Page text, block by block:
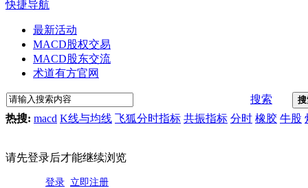
快捷导航
最新活动
MACD股权交易
MACD股东交流
术道有方官网
搜索
热搜: macd K线与均线 飞狐分时指标 共振指标 分时 橡胶 牛股
请先登录后才能继续浏览
登录 立即注册